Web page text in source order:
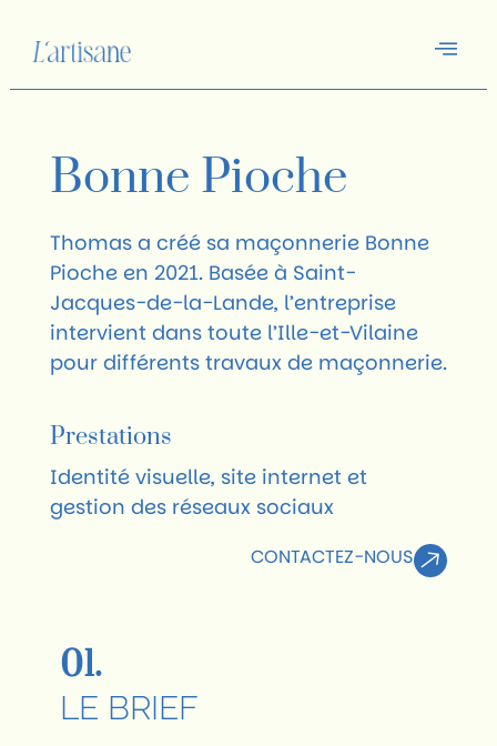
Bonne Pioche
Thomas a créé sa maçonnerie Bonne
Pioche en 2021. Basée à Saint-
Jacques-de-la-Lande, l’entreprise
intervient dans toute l’Ille-et-Vilaine
pour différents travaux de maçonnerie.
Prestations
Identité visuelle, site internet et
gestion des réseaux sociaux
CONTACTEZ-NOUS
01.
LE BRIEF